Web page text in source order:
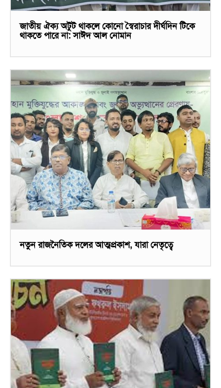
জাতীয় ঐক্য অটুট থাকলে কোনো স্বৈরাচার দীর্ঘদিন টিকে
থাকতে পারে না: সাঈদ আল নোমান
নতুন রাজনৈতিক দলের আত্মপ্রকাশ, যারা নেতৃত্বে